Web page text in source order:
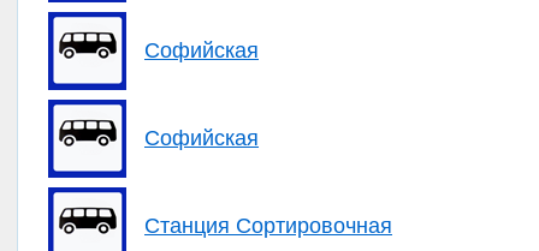
Софийская
Софийская
Станция Сортировочная